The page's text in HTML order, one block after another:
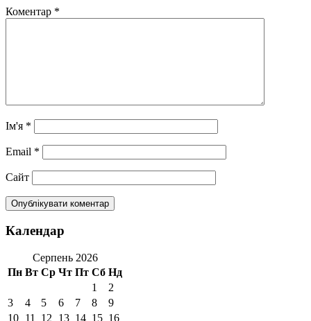
Коментар *
Ім'я *
Email *
Сайт
Календар
Серпень 2026
Пн Вт Ср Чт Пт Сб Нд
1
2
3
4 5 6 7 8
9
10 11 12 13 14 15 16